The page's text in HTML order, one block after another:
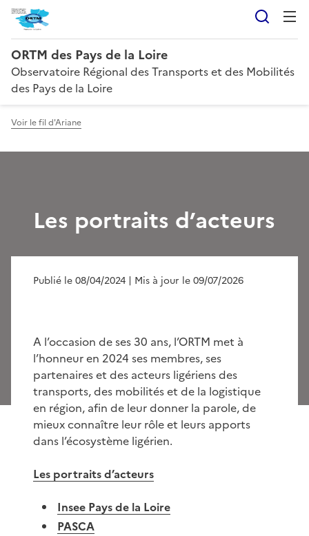
ORTM des Pays de la Loire
Observatoire Régional des Transports et des Mobilités
des Pays de la Loire
Voir le fil d'Ariane
Les portraits d’acteurs
Publié le 08/04/2024 | Mis à jour le 09/07/2026
A l’occasion de ses 30 ans, l’ORTM met à
l’honneur en 2024 ses membres, ses
partenaires et des acteurs ligériens des
transports, des mobilités et de la logistique
en région, afin de leur donner la parole, de
mieux connaître leur rôle et leurs apports
dans l’écosystème ligérien.
Les portraits d’acteurs
Insee Pays de la Loire
PASCA